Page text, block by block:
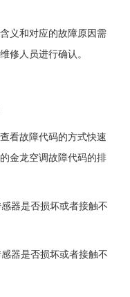
义和对应的故障原因需
修人员进行确认。
故障代码的方式快速
金龙空调故障代码的排
器是否损坏或者接触不
器是否损坏或者接触不